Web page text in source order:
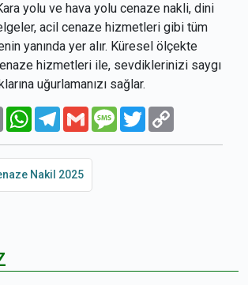
yolu ve hava yolu cenaze nakli, dini
acil cenaze hizmetleri gibi tüm
yanında yer alır. Küresel ölçekte
hizmetleri ile, sevdiklerinizi saygı
uğurlamanızı sağlar.
Email WhatsAppTelegram
Gmail Message
Twitter
Nakil 2025